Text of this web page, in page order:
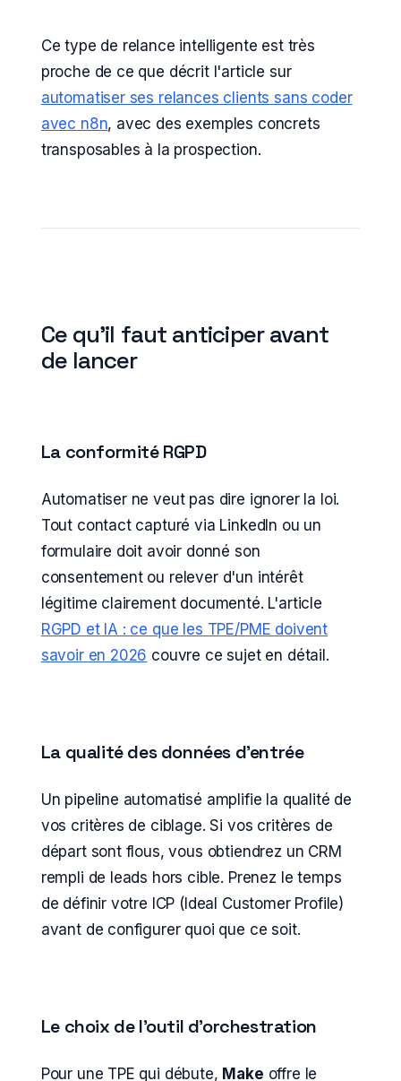
Ce type de relance intelligente est très
proche de ce que décrit l'article sur
automatiser ses relances clients sans coder
avec n8n, avec des exemples concrets
transposables à la prospection.
Ce qu'il faut anticiper avant
de lancer
La conformité RGPD
Automatiser ne veut pas dire ignorer la loi.
Tout contact capturé via LinkedIn ou un
formulaire doit avoir donné son
consentement ou relever d'un intérêt
légitime clairement documenté. L'article
RGPD et IA : ce que les TPE/PME doivent
savoir en 2026 couvre ce sujet en détail.
La qualité des données d'entrée
Un pipeline automatisé amplifie la qualité de
vos critères de ciblage. Si vos critères de
départ sont flous, vous obtiendrez un CRM
rempli de leads hors cible. Prenez le temps
de définir votre ICP (Ideal Customer Profile)
avant de configurer quoi que ce soit.
Le choix de l'outil d'orchestration
Pour une TPE qui débute, Make offre le